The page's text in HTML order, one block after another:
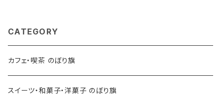
CATEGORY
カフェ・喫茶 のぼり旗
スイーツ・和菓子・洋菓子 のぼり旗